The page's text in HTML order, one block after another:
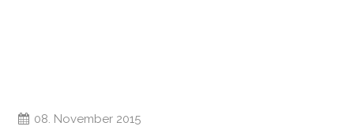
08. November 2015